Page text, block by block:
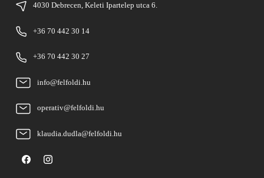
4030 Debrecen, Keleti Ipartelep utca 6.
+36 70 442 30 14
+36 70 442 30 27
info@felfoldi.hu
operativ@felfoldi.hu
klaudia.dudla@felfoldi.hu